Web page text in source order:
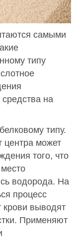
самыми
типу
на
типу.
центра может
того, что
водорода. На
процесс
крови выводят
Применяют